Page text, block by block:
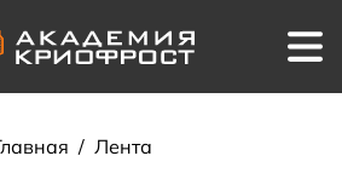
/ Лента